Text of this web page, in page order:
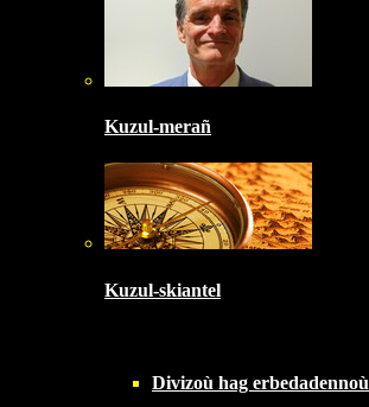
Kuzul-merañ
Kuzul-skiantel
Divizoù hag erbedadennoù